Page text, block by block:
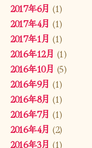
2017年6月 (1)
2017年4月 (1)
2017年1月 (1)
2016年12月 (1)
2016年10月 (5)
2016年9月 (1)
2016年8月 (1)
2016年7月 (1)
2016年4月 (2)
2016年3月 (1)